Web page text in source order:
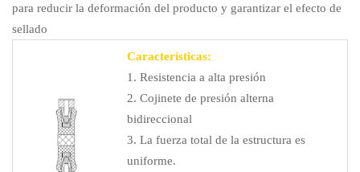
para reducir la deformación del producto y garantizar el efecto de
sellado
Características:
1. Resistencia a alta presión
2. Cojinete de presión alterna
bidireccional
3. La fuerza total de la estructura es
uniforme.